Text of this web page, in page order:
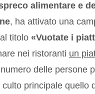
alimentare e
, ha attivato una
titolo «Vuotate i
nei ristoranti un
delle persone
principale quello